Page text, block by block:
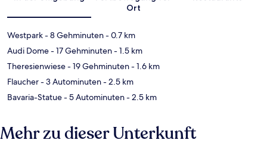
Ort
Westpark- 8 Gehminuten- 0.7 km
Audi Dome- 17 Gehminuten- 1.5 km
Theresienwiese- 19 Gehminuten- 1.6 km
Flaucher- 3 Autominuten- 2.5 km
Bavaria-Statue- 5 Autominuten- 2.5 km
Mehr zu dieser Unterkunft